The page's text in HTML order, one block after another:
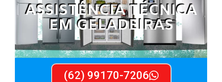
ASSISTÊNCIA TÉCNICA
EM GELADEIRAS
(62) 99170-7206